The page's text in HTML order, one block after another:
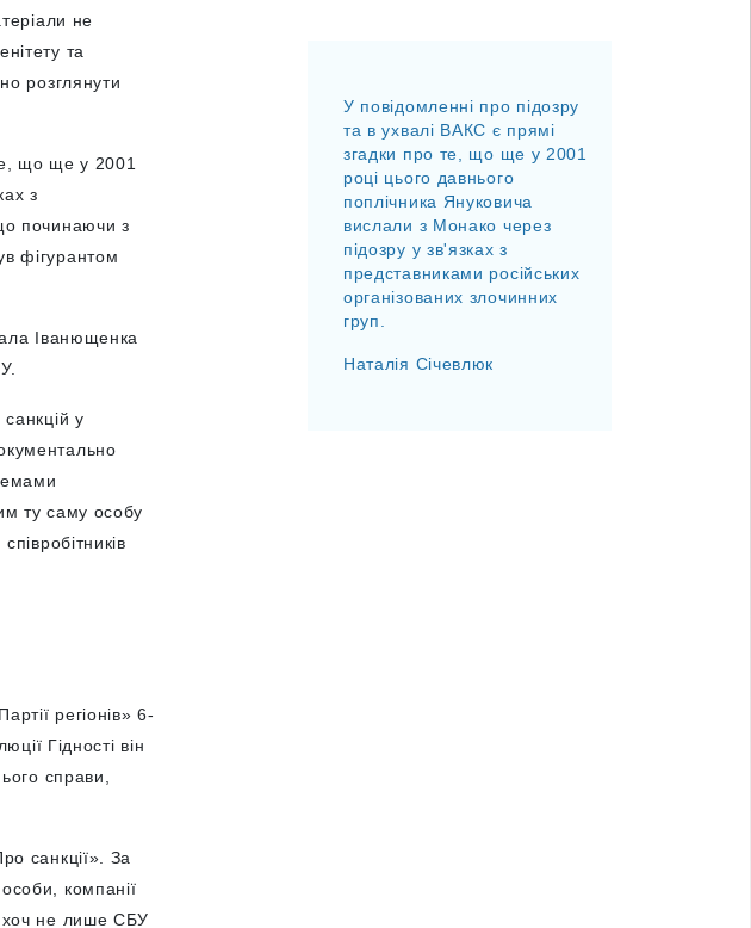
не
та
розглянути
що ще у 2001
з
починаючи з
фігурантом
Іванющенка
у
ту саму особу
У повідомленні про підозру
та в ухвалі ВАКС є прямі
згадки про те, що ще у 2001
році цього давнього
поплічника Януковича
вислали з Монако через
підозру у зв'язках з
представниками російських
організованих злочинних
груп.
Наталія Січевлюк
регіонів» 6-
Гідності він
справи,
санкції». За
компанії
хоч не лише СБУ